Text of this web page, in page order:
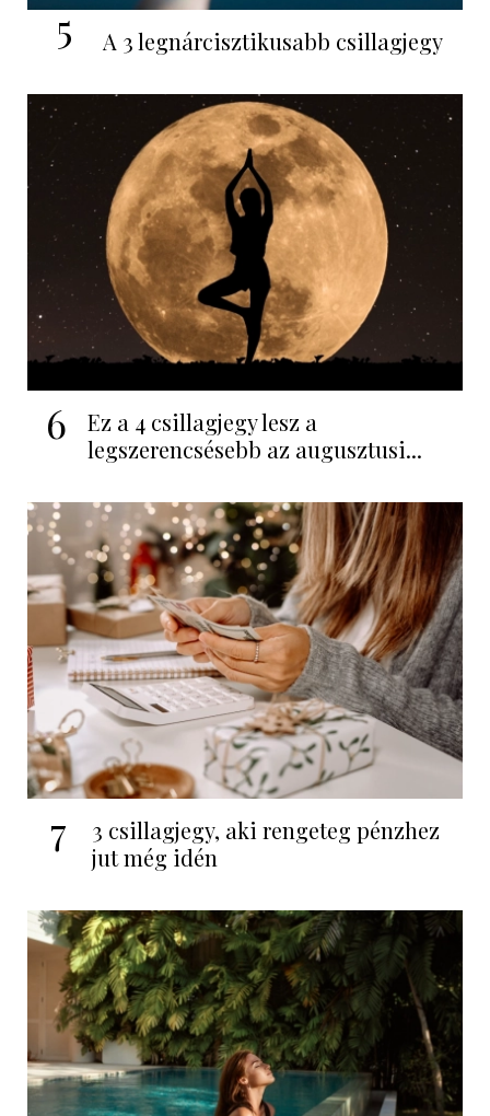
5 A 3 legnárcisztikusabb csillagjegy
6
Ez a 4 csillagjegy lesz a
legszerencsésebb az augusztusi...
7
3 csillagjegy, aki rengeteg pénzhez
jut még idén